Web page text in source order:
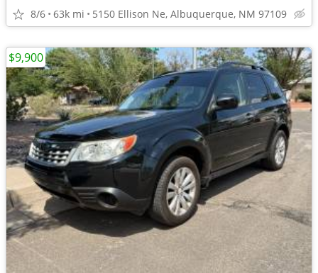
8/6 63k mi 5150 Ellison Ne, Albuquerque, NM 97109
$9,900